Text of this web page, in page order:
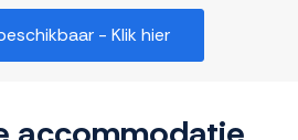
- Klik hier